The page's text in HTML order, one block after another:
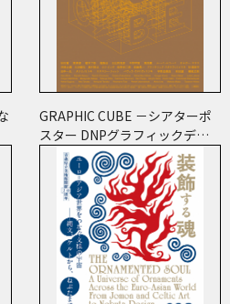
GRAPHIC CUBE －シアターポ
スター DNPグラフィックデザ
イン・アーカイブより